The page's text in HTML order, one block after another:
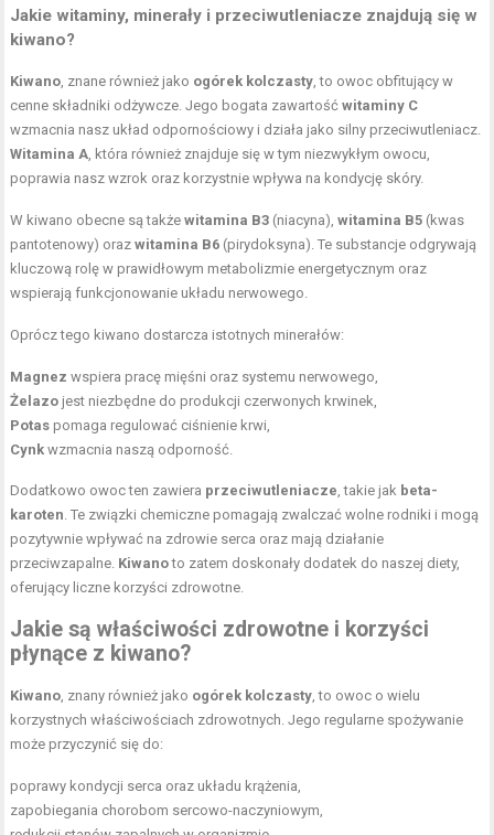
Jakie witaminy, minerały i przeciwutleniacze znajdują się w
kiwano?
Kiwano, znane również jako ogórek kolczasty, to owoc obfitujący w
cenne składniki odżywcze. Jego bogata zawartośćwitaminy C
wzmacnia nasz układ odpornościowy i działa jako silny przeciwutleniacz.
Witamina A, która również znajduje się w tym niezwykłym owocu,
poprawia nasz wzrok oraz korzystnie wpływa na kondycję skóry.
W kiwano obecne są takżewitamina B3 (niacyna),witamina B5 (kwas
pantotenowy) orazwitamina B6 (pirydoksyna). Te substancje odgrywają
kluczową rolę w prawidłowym metabolizmie energetycznym oraz
wspierają funkcjonowanie układu nerwowego.
Oprócz tego kiwano dostarcza istotnych minerałów:
Magnez wspiera pracę mięśni oraz systemu nerwowego,
Żelazo jest niezbędne do produkcji czerwonych krwinek,
Potas pomaga regulować ciśnienie krwi,
Cynk wzmacnia naszą odporność.
Dodatkowo owoc ten zawiera przeciwutleniacze, takie jak beta-
karoten. Te związki chemiczne pomagają zwalczać wolne rodniki i mogą
pozytywnie wpływać na zdrowie serca oraz mają działanie
przeciwzapalne. Kiwanoto zatem doskonały dodatek do naszej diety,
oferujący liczne korzyści zdrowotne.
Jakie są właściwości zdrowotne i korzyści
płynące z kiwano?
Kiwano, znany również jako ogórek kolczasty, to owoc o wielu
korzystnych właściwościach zdrowotnych. Jego regularne spożywanie
może przyczynić się do:
poprawy kondycji serca oraz układu krążenia,
zapobiegania chorobom sercowo-naczyniowym,